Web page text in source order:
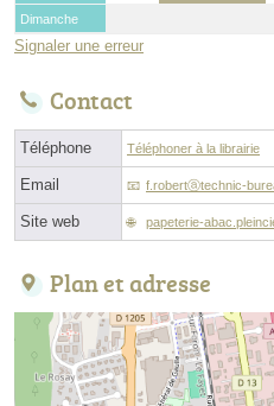
Dimanche
Signaler une erreur
Contact
Téléphone Téléphoner à la librairie
Email f.robertⓐtechnic-
Site web papeterie-
Plan et adresse